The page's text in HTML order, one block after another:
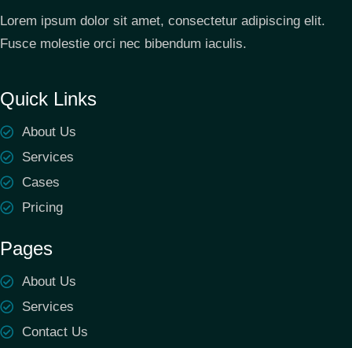
Lorem ipsum dolor sit amet, consectetur adipiscing elit.
Fusce molestie orci nec bibendum iaculis.
Quick Links
About Us
Services
Cases
Pricing
Pages
About Us
Services
Contact Us